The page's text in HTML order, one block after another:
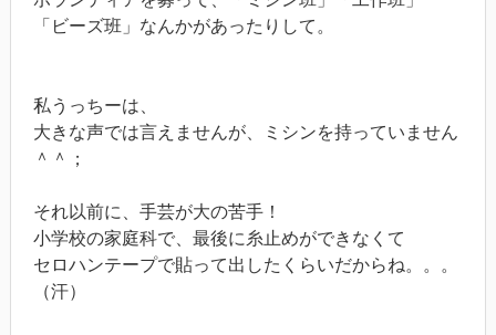
「ビーズ班」なんかがあったりして。
私うっちーは、
大きな声では言えませんが、ミシンを持っていません
＾＾；
それ以前に、手芸が大の苦手！
小学校の家庭科で、最後に糸止めができなくて
セロハンテープで貼って出したくらいだからね。。。
（汗）